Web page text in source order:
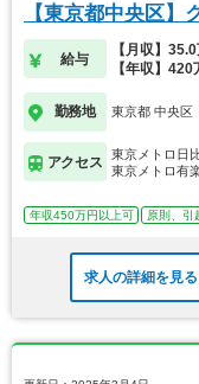
【東京都中央区】
給与
【月収】
【年収】
勤務地 東京都 中央区
アクセス
東京メトロ日
東京メトロ有
年収450万円以上可 原則、引
求人の詳細を見る